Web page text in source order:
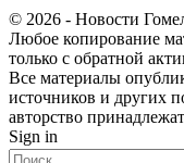
© 2026 - Новости
Любое копирование
только с обратной
Все материалы
источников и других
авторство
Sign in